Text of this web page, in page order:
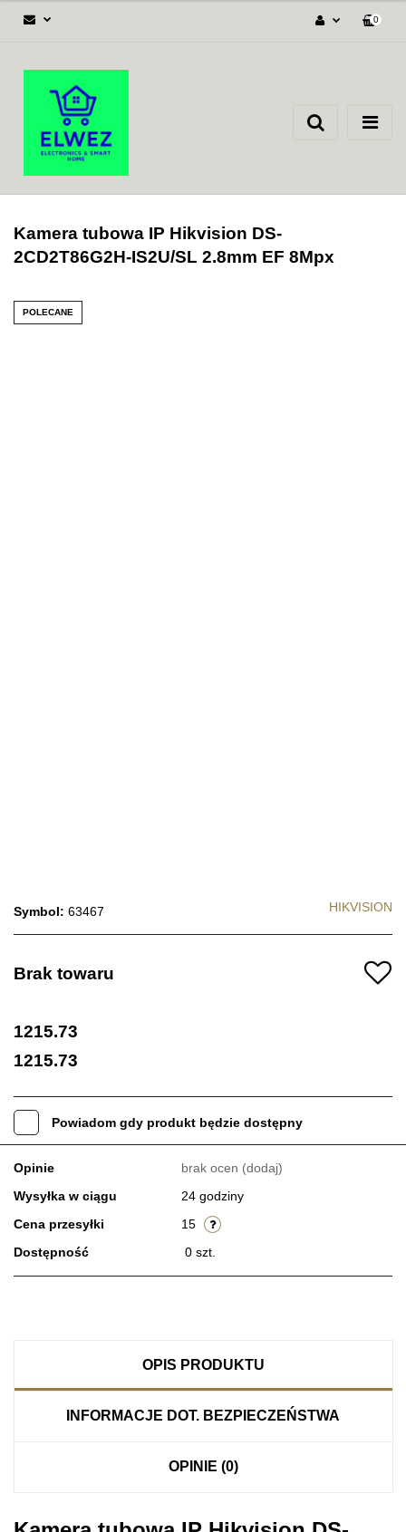
Zgody cookies
0
Kamera tubowa IP Hikvision DS-
2CD2T86G2H-IS2U/SL 2.8mm EF 8Mpx
POLECANE
Symbol: 63467 HIKVISION
Brak towaru
1215.73
1215.73
Powiadom gdy produkt będzie dostępny
Opinie brak ocen (dodaj)
Wysyłka w ciągu
24 godziny
Cena przesyłki
15
Dostępność
0 szt.
OPIS PRODUKTU
INFORMACJE DOT. BEZPIECZEŃSTWA
OPINIE (0)